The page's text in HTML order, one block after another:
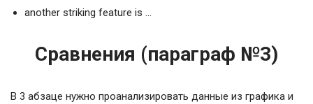
another striking feature is …
Сравнения (параграф №3)
В 3 абзаце нужно проанализировать данные из графика и